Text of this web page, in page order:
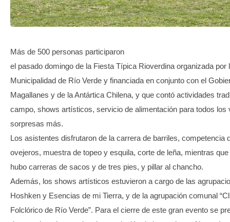
Más de 500 personas participaron
el pasado domingo de la Fiesta Típica Rioverdina organizada por
Municipalidad de Río Verde y financiada en conjunto con el
Magallanes y de la Antártica Chilena, y que contó actividades
campo, shows artísticos, servicio de alimentación para todos los
sorpresas más.
Los asistentes disfrutaron de la carrera de barriles, competencia
ovejeros, muestra de topeo y esquila, corte de leña, mientras
hubo carreras de sacos y de tres pies, y pillar al chancho.
Además, los shows artísticos estuvieron a cargo de las
Hoshken y Esencias de mi Tierra, y de la agrupación comunal
Folclórico de Río Verde”. Para el cierre de este gran evento se